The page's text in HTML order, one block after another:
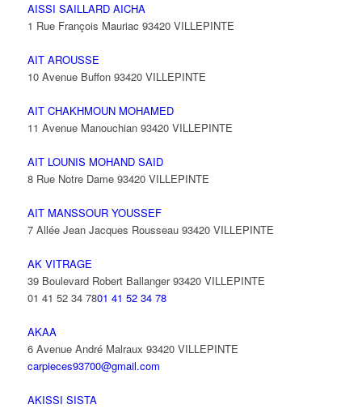
AISSI SAILLARD AICHA
1 Rue François Mauriac 93420 VILLEPINTE
AIT AROUSSE
10 Avenue Buffon 93420 VILLEPINTE
AIT CHAKHMOUN MOHAMED
11 Avenue Manouchian 93420 VILLEPINTE
AIT LOUNIS MOHAND SAID
8 Rue Notre Dame 93420 VILLEPINTE
AIT MANSSOUR YOUSSEF
7 Allée Jean Jacques Rousseau 93420 VILLEPINTE
AK VITRAGE
39 Boulevard Robert Ballanger 93420 VILLEPINTE
01 41 52 34 7801 41 52 34 78
AKAA
6 Avenue André Malraux 93420 VILLEPINTE
carpieces93700@gmail.com
AKISSI SISTA